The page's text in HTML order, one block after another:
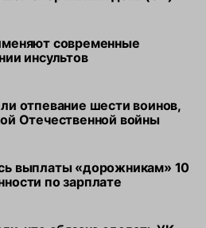
современные
инсультов
отпевание шести воинов,
Отечественной войны
выплаты «дорожникам» 10
по зарплате